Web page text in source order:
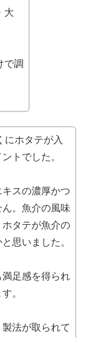
大
で調
にホタテが入
トでした。
スの濃厚かつ
。魚介の風味
タテが魚介の
思いました。
足感を得られ
。
法が取られて